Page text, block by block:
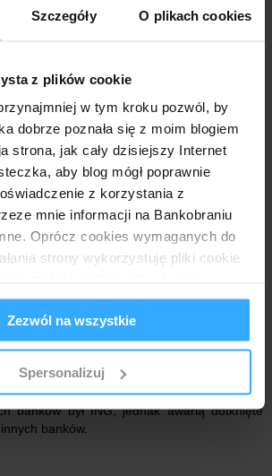
Szczegóły O plikach cookies
z plików cookie
w tym kroku pozwól, by
dobrze poznała się z moim blogiem
strona, jak cały dzisiejszy Internet
aby blog mógł poprawnie
z korzystania z
mnie informacji na Bankobraniu
Oprócz cookies wymaganych do
strony wykorzystuję pliki cookie
mojej witrynie. Informacje o tym, jak
udostępniam moim partnerom
reklamowym i analitycznym.
te informacje z innymi danymi
Zezwól na wszystkie
Spersonalizuj
imię, nazwisko i PESEL) pojawia się
spełniasz warunków określonych w
ani rusz.
26 września 2018 15:06
to kupa forsy :)
26 września 2018 17:34
23 i 24 września kartami
banków były naliczane podwójnie
eService.
banków był ING, jednak awarią dotknięte
banków.